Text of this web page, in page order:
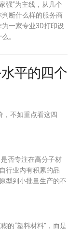
强”为主线，从几个
断什么样的服务商
一家专业3D打印设
。
平的四个
，不如重点看这四
否专注在高分子材
行业内有积累的品
型到小批量生产的不
的“塑料材料”，而是